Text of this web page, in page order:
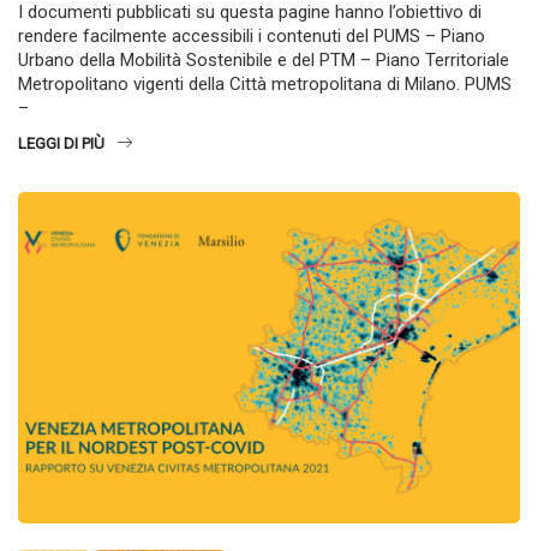
I documenti pubblicati su questa pagine hanno l’obiettivo di
rendere facilmente accessibili i contenuti del PUMS – Piano
Urbano della Mobilità Sostenibile e del PTM – Piano Territoriale
Metropolitano vigenti della Città metropolitana di Milano. PUMS
–
LEGGI DI PIÙ